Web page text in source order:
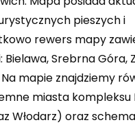
pieszych i
rewers mapy
Srebrna Góra,
mapie znajdziemy
miasta kompleksu
Włodarz) oraz